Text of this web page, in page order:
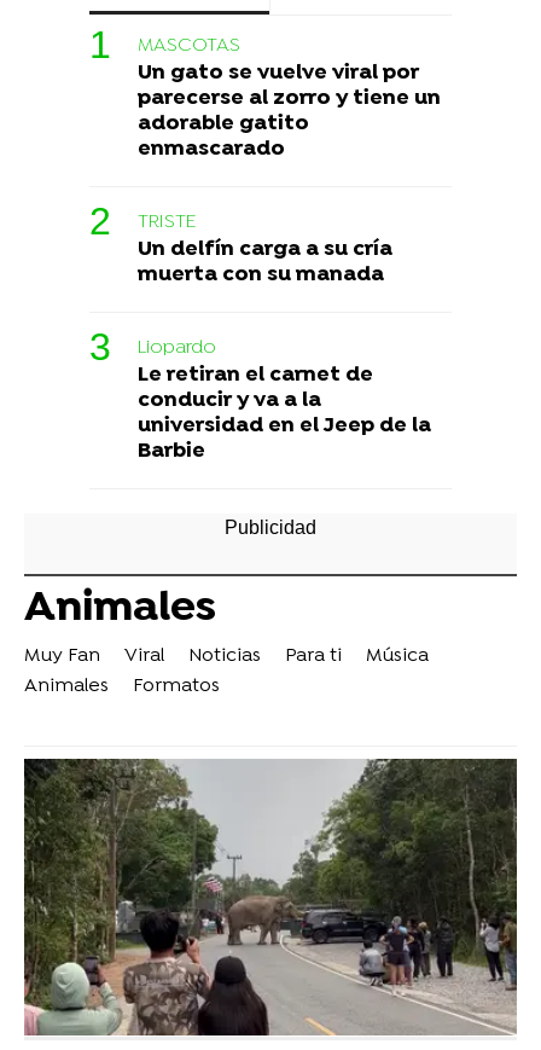
MASCOTAS
Un gato se vuelve viral por
parecerse al zorro y tiene un
adorable gatito
enmascarado
TRISTE
Un delfín carga a su cría
muerta con su manada
Liopardo
Le retiran el carnet de
conducir y va a la
universidad en el Jeep de la
Barbie
Animales
Muy Fan Viral Noticias Para ti
Música
Animales
Formatos